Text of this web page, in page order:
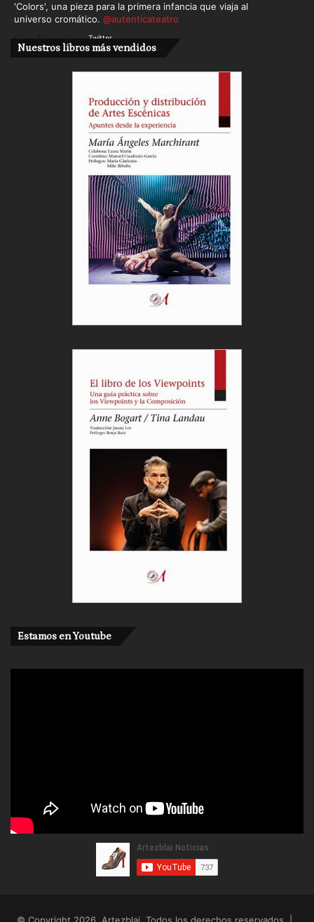
'Colors', una pieza para la primera infancia que viaja al
universo cromático. @autenticateatro
Twitter
Cargar más
Nuestros libros más vendidos
Estamos en Youtube